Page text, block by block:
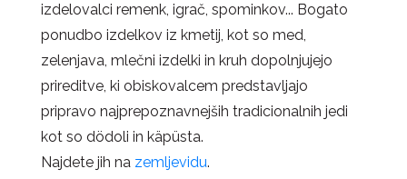
izdelovalci remenk, igrač, spominkov... Bogato
ponudbo izdelkov iz kmetij, kot so med,
zelenjava, mlečni izdelki in kruh dopolnjujejo
prireditve, ki obiskovalcem predstavljajo
pripravo najprepoznavnejših tradicionalnih jedi
kot so dödoli in käpüsta.
Najdete jih na zemljevidu.